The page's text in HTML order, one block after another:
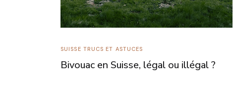
SUISSE TRUCS ET ASTUCES
Bivouac en Suisse, légal ou illégal ?